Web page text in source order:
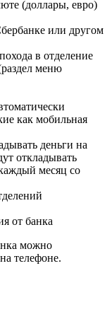
(доллары, евро)
или другом
в отделение
меню
как мобильная
деньги на
откладывать
месяц со
от банка
можно
телефоне.